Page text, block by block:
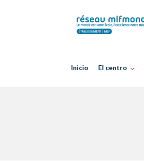
Inicio El centro